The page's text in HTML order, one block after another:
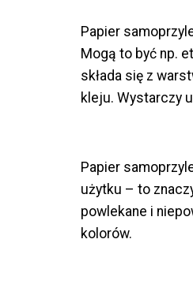
Papier
Mogą to być np.
składa się z
kleju. Wystarczy
Papier
użytku – to
powlekane i
kolorów.